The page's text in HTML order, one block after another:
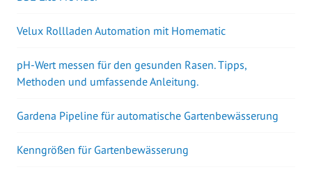
Velux Rollladen Automation mit Homematic
pH-Wert messen für den gesunden Rasen. Tipps,
Methoden und umfassende Anleitung.
Gardena Pipeline für automatische Gartenbewässerung
Kenngrößen für Gartenbewässerung